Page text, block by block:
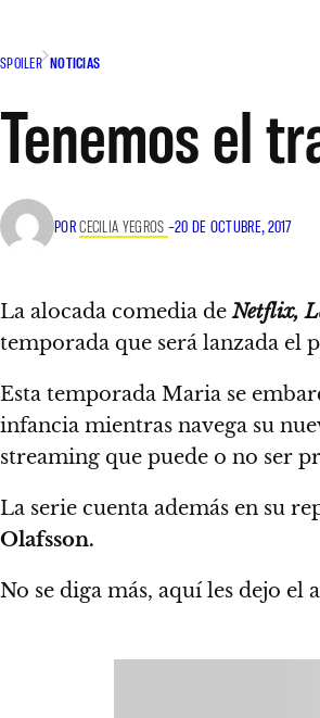
SPOILER NOTICIAS
Tenemos el
PORCECILIA YEGROS –20 DE OCTUBRE, 2017
La alocada comedia de Netflix,
temporada que será lanzada el
Esta temporada Maria se
infancia mientras navega su
streaming que puede o no ser
La serie cuenta además en su
Olafsson.
No se diga más, aquí les dejo el